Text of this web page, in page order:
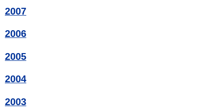
2007
2006
2005
2004
2003